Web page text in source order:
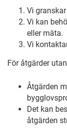
Vi
Vi kan
eller mäta.
Vi
För åtgärder
Åtgärden
Det kan
åtgärden